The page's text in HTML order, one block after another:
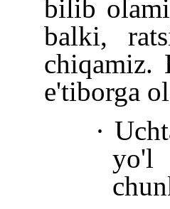
bilib
balki,
chiqamiz.
e'tiborga
·
yo'l